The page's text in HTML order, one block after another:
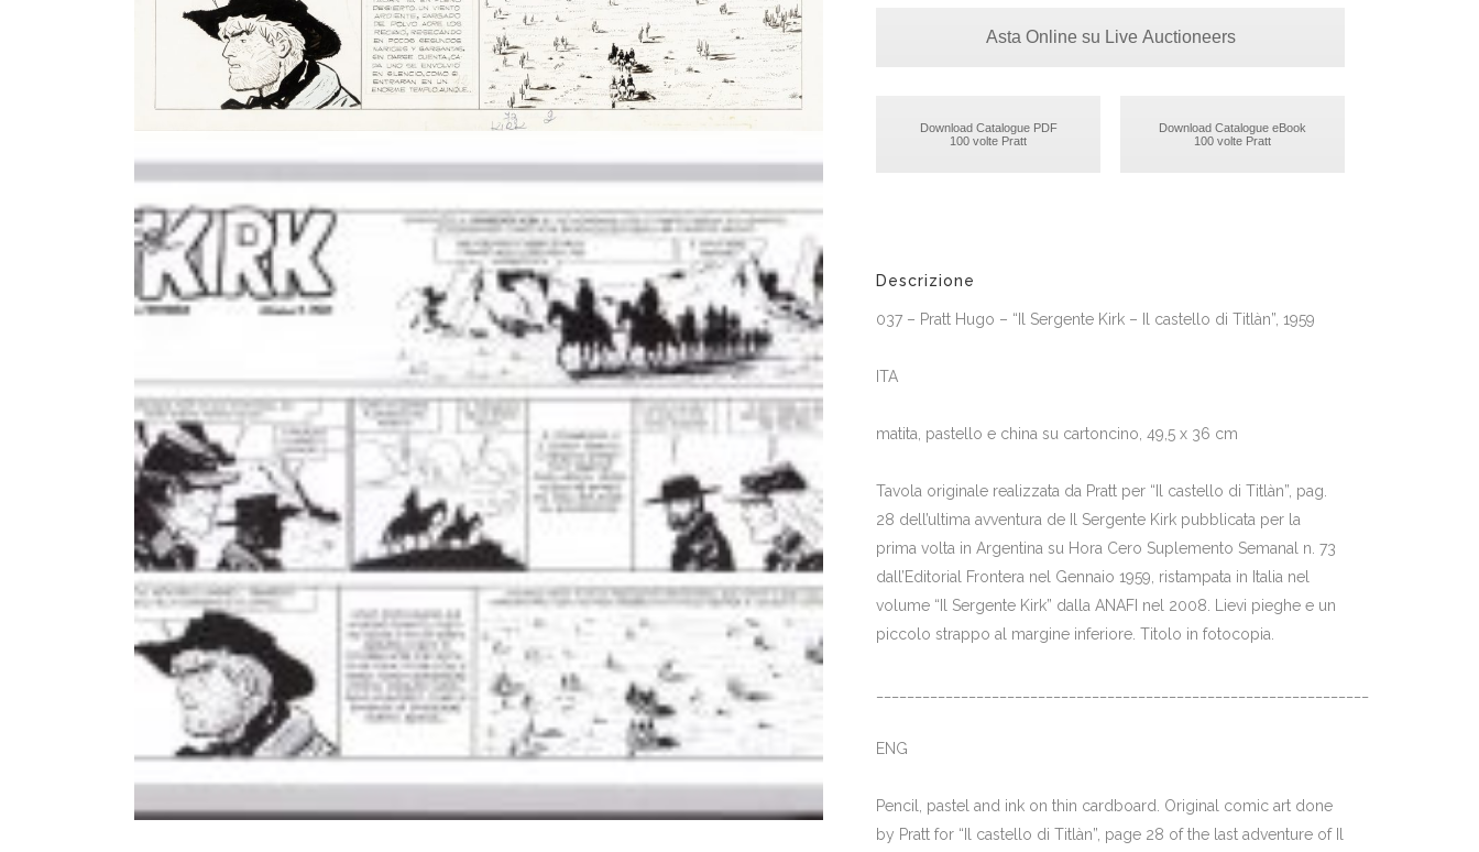
Asta Online su Live Auctioneers
Download Catalogue PDF
100 volte Pratt
Download Catalogue eBook
100 volte Pratt
Descrizione
037 – Pratt Hugo – “Il Sergente Kirk – Il castello di Titlàn”, 1959
ITA
matita, pastello e china su cartoncino, 49,5 x 36 cm
Tavola originale realizzata da Pratt per “Il castello di Titlàn”, pag.
28 dell’ultima avventura de Il Sergente Kirk pubblicata per la
prima volta in Argentina su Hora Cero Suplemento Semanal n. 73
dall’Editorial Frontera nel Gennaio 1959, ristampata in Italia nel
volume “Il Sergente Kirk” dalla ANAFI nel 2008. Lievi pieghe e un
piccolo strappo al margine inferiore. Titolo in fotocopia.
ENG
Pencil, pastel and ink on thin cardboard. Original comic art done
by Pratt for “Il castello di Titlàn”, page 28 of the last adventure of Il